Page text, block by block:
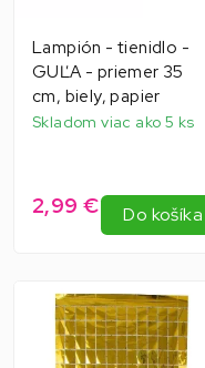
Lampión - tienidlo -
GUĽA - priemer 35
cm, biely, papier
Skladom viac ako 5 ks
2,99 € Do košíka